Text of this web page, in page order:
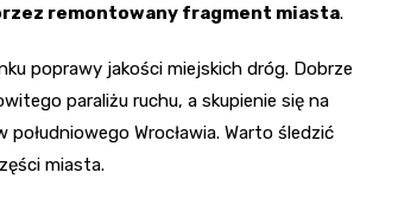
remontowany fragment miasta.
poprawy jakości miejskich dróg. Dobrze
paraliżu ruchu, a skupienie się na
Wrocławia. Warto śledzić
miasta.